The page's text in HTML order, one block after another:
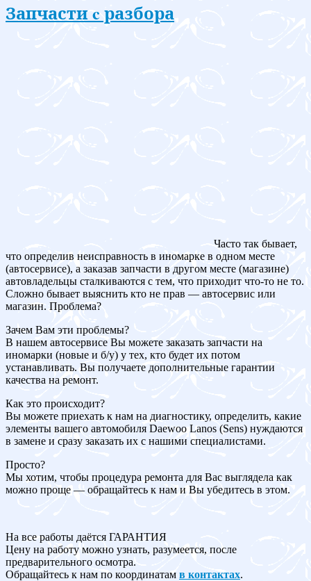
Запчасти c разбора
Часто так бывает,
что определив неисправность в иномарке в одном месте
(автосервисе), а заказав запчасти в другом месте (магазине)
автовладельцы сталкиваются с тем, что приходит что-то не то.
Сложно бывает выяснить кто не прав — автосервис или
магазин. Проблема?
Зачем Вам эти проблемы?
В нашем автосервисе Вы можете заказать запчасти на
иномарки (новые и б/у) у тех, кто будет их потом
устанавливать. Вы получаете дополнительные гарантии
качества на ремонт.
Как это происходит?
Вы можете приехать к нам на диагностику, определить, какие
элементы вашего автомобиля Daewoo Lanos (Sens) нуждаются
в замене и сразу заказать их с нашими специалистами.
Просто?
Мы хотим, чтобы процедура ремонта для Вас выглядела как
можно проще — обращайтесь к нам и Вы убедитесь в этом.
На все работы даётся ГАРАНТИЯ
Цену на работу можно узнать, разумеется, после
предварительного осмотра.
Обращайтесь к нам по координатам в контактах.